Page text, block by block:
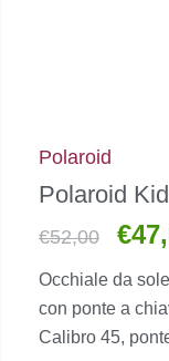
Polaroid
Polaroid
€52,00
Il
era:
€
Occhiale da
con ponte a
Calibro 45,